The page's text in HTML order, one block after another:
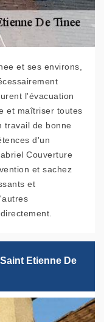
et ses environs,
l'évacuation
et maîtriser toutes
travail de bonne
d'un
Couverture
et sachez
et
Etienne De